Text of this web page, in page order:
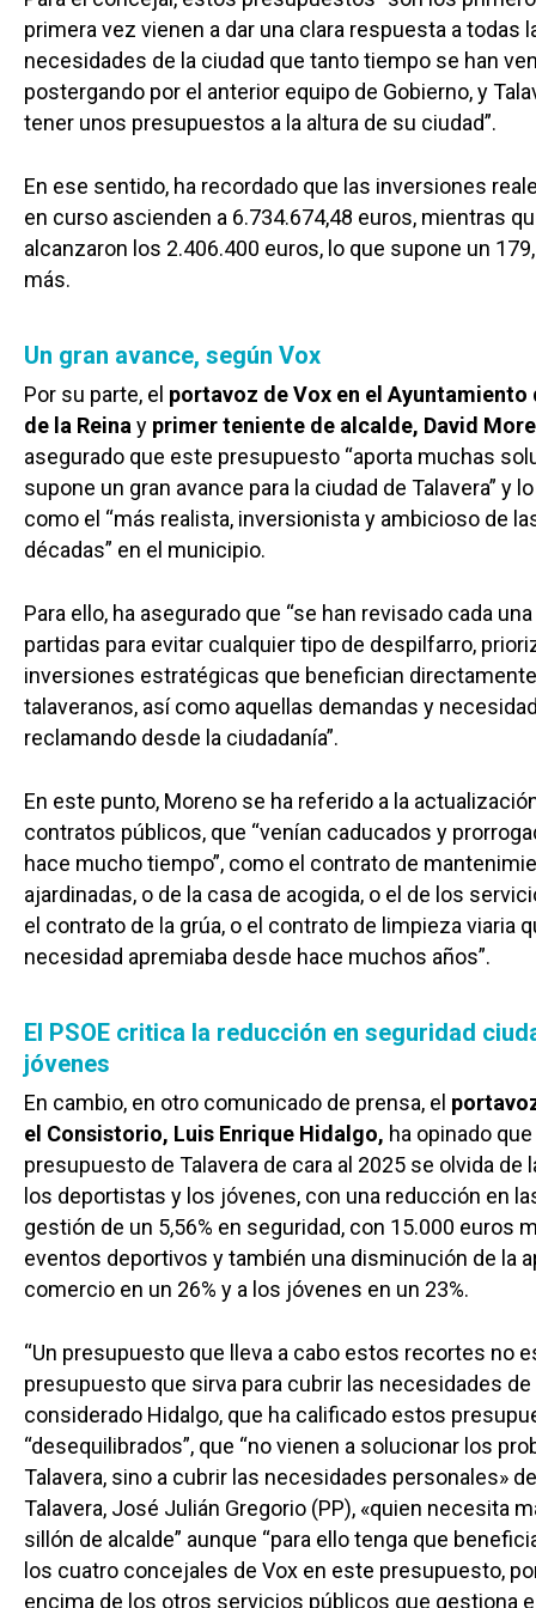
primera vez vienen a dar una clara respuesta a todas
necesidades de la ciudad que tanto tiempo se han
postergando por el anterior equipo de Gobierno, y
tener unos presupuestos a la altura de su ciudad”.
En ese sentido, ha recordado que las inversiones
en curso ascienden a 6.734.674,48 euros, mientras
alcanzaron los 2.406.400 euros, lo que supone un
más.
Un gran avance, según Vox
Por su parte, el portavoz de Vox en el Ayuntamiento
de la Reina y primer teniente de alcalde, David
asegurado que este presupuesto “aporta muchas
supone un gran avance para la ciudad de Talavera” y
como el “más realista, inversionista y ambicioso de
décadas” en el municipio.
Para ello, ha asegurado que “se han revisado cada
partidas para evitar cualquier tipo de despilfarro,
inversiones estratégicas que benefician
talaveranos, así como aquellas demandas y
reclamando desde la ciudadanía”.
En este punto, Moreno se ha referido a la
contratos públicos, que “venían caducados y
hace mucho tiempo”, como el contrato de
ajardinadas, o de la casa de acogida, o el de los
el contrato de la grúa, o el contrato de limpieza viaria
necesidad apremiaba desde hace muchos años”.
El PSOE critica la reducción en seguridad
jóvenes
En cambio, en otro comunicado de prensa, el
el Consistorio, Luis Enrique Hidalgo, ha opinado
presupuesto de Talavera de cara al 2025 se olvida de
los deportistas y los jóvenes, con una reducción en
gestión de un 5,56% en seguridad, con 15.000 euros
eventos deportivos y también una disminución de la
comercio en un 26% y a los jóvenes en un 23%.
“Un presupuesto que lleva a cabo estos recortes no
presupuesto que sirva para cubrir las necesidades de
considerado Hidalgo, que ha calificado estos
“desequilibrados”, que “no vienen a solucionar los
Talavera, sino a cubrir las necesidades personales»
Talavera, José Julián Gregorio (PP), «quien necesita
sillón de alcalde” aunque “para ello tenga que
los cuatro concejales de Vox en este presupuesto,
encima de los otros servicios públicos que gestiona